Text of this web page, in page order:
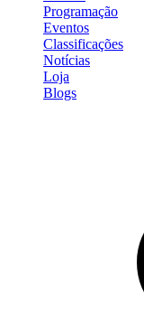
Programação
Eventos
Classificações
Notícias
Loja
Blogs